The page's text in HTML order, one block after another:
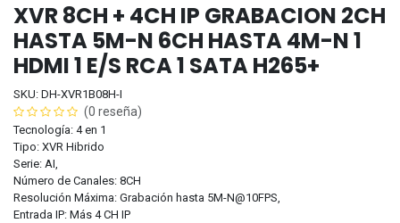
XVR 8CH + 4CH IP GRABACION 2CH
HASTA 5M-N 6CH HASTA 4M-N 1
HDMI 1 E/S RCA 1 SATA H265+
SKU: DH-XVR1B08H-I
(0 reseña)
Tecnología: 4 en 1
Tipo: XVR Hibrido
Serie: AI,
Número de Canales: 8CH
Resolución Máxima: Grabación hasta 5M-N@10FPS,
Entrada IP: Más 4 CH IP